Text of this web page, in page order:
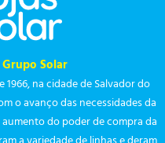
Grupo Solar
na cidade de Salvador do
o avanço das necessidades da
do poder de compra da